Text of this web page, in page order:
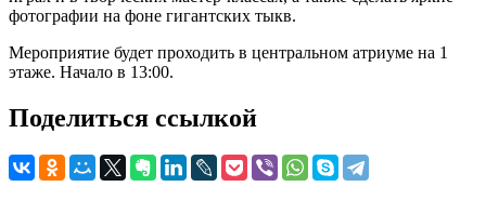
фотографии на фоне гигантских тыкв.
Мероприятие будет проходить в центральном атриуме на 1
этаже. Начало в 13:00.
Поделиться ссылкой